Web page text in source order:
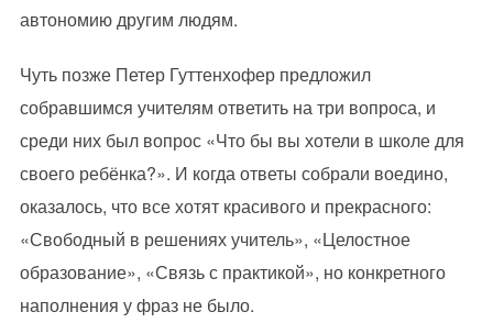
автономию другим людям.
Чуть позже Петер Гуттенхофер предложил
собравшимся учителям ответить на три вопроса, и
среди них был вопрос «Что бы вы хотели в школе для
своего ребёнка?». И когда ответы собрали воедино,
оказалось, что все хотят красивого и прекрасного:
«Свободный в решениях учитель», «Целостное
образование», «Связь с практикой», но конкретного
наполнения у фраз не было.